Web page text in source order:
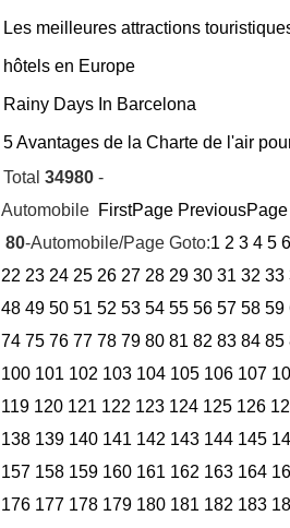
Les meilleures attractions
hôtels en Europe
Rainy Days In Barcelona
5 Avantages de la Charte de l'air
Total 34980 -
Automobile FirstPage PreviousPage
80-Automobile/Page Goto:1 2 3 4 5 6
22 23 24 25 26 27 28 29 30 31 32 33
48 49 50 51 52 53 54 55 56 57 58 59
74 75 76 77 78 79 80 81 82 83 84 85
100 101 102 103 104 105 106 107
119 120 121 122 123 124 125 126
138 139 140 141 142 143 144 145
157 158 159 160 161 162 163 164
176 177 178 179 180 181 182 183